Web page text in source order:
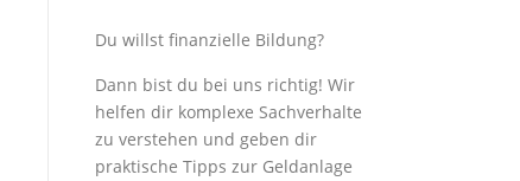
Du willst finanzielle Bildung?
Dann bist du bei uns richtig! Wir
helfen dir komplexe Sachverhalte
zu verstehen und geben dir
praktische Tipps zur Geldanlage